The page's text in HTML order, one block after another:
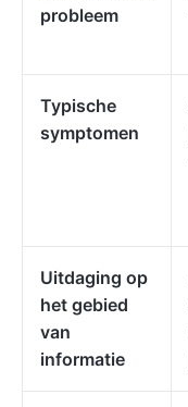
probleem
Typische
symptomen
Uitdaging op
het gebied
van
informatie